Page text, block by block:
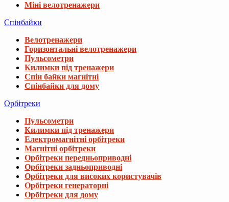
Міні велотренажери
Спінбайки
Велотренажери
Горизонтальні велотренажери
Пульсометри
Килимки під тренажери
Спін байки магнітні
Спінбайки для дому
Орбітреки
Пульсометри
Килимки під тренажери
Електромагнітні орбітреки
Магнітні орбітреки
Орбітреки передньоприводні
Орбітреки задньоприводні
Орбітреки для високих користувачів
Орбітреки генераторні
Орбітреки для дому